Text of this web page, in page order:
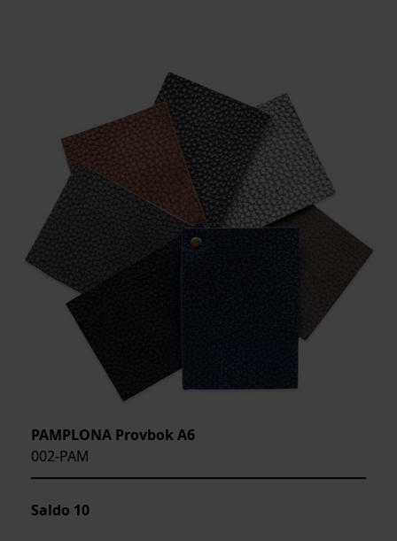
PAMPLONA Provbok A6
002-PAM
Saldo 10